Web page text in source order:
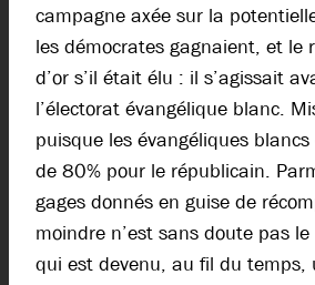
campagne axée sur la
les démocrates gagnaient, et le
d’or s’il était élu : il s’agissait
l’électorat évangélique blanc.
puisque les évangéliques
de 80% pour le républicain.
gages donnés en guise de
moindre n’est sans doute pas
qui est devenu, au fil du temps,